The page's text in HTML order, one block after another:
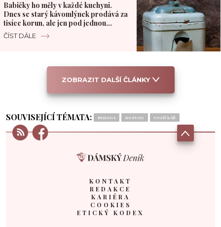
Babičky ho měly v každé kuchyni.
Dnes se starý kávomlýnek prodává za
tisíce korun, ale jen pod jednou
podmínkou
ČÍST DÁLE
ZOBRAZIT DALŠÍ ČLÁNKY
SOUVISEJÍCÍ TÉMATA: NEHODA ROZVOD VOZÍČKÁŘ
KONTAKT
REDAKCE
KARIÉRA
COOKIES
ETICKÝ KODEX